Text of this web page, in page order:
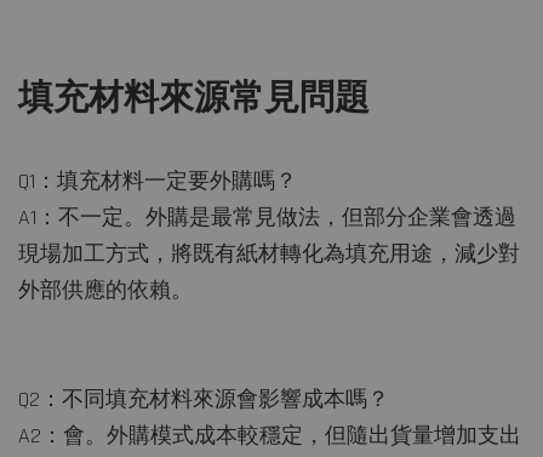
填充材料來源常見問題
Q1：填充材料一定要外購嗎？
A1：不一定。外購是最常見做法，但部分企業會透過
現場加工方式，將既有紙材轉化為填充用途，減少對
外部供應的依賴。
Q2：不同填充材料來源會影響成本嗎？
A2：會。外購模式成本較穩定，但隨出貨量增加支出